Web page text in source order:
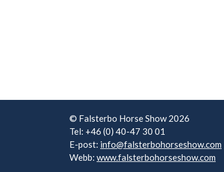
© Falsterbo Horse Show 2026
Tel: +46 (0) 40-47 30 01
E-post: info@falsterbohorseshow.com
Webb: www.falsterbohorseshow.com